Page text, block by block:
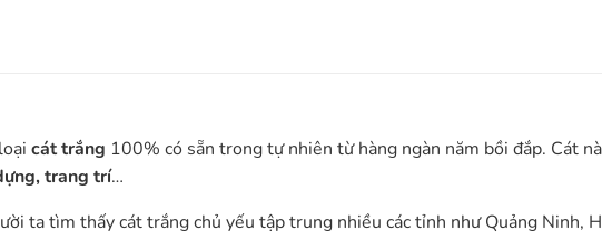
cát trắng 100% có sẵn trong tự nhiên từ hàng ngàn năm bồi đắp. Cát
trang trí…
ta tìm thấy cát trắng chủ yếu tập trung nhiều các tỉnh như Quảng Ninh,